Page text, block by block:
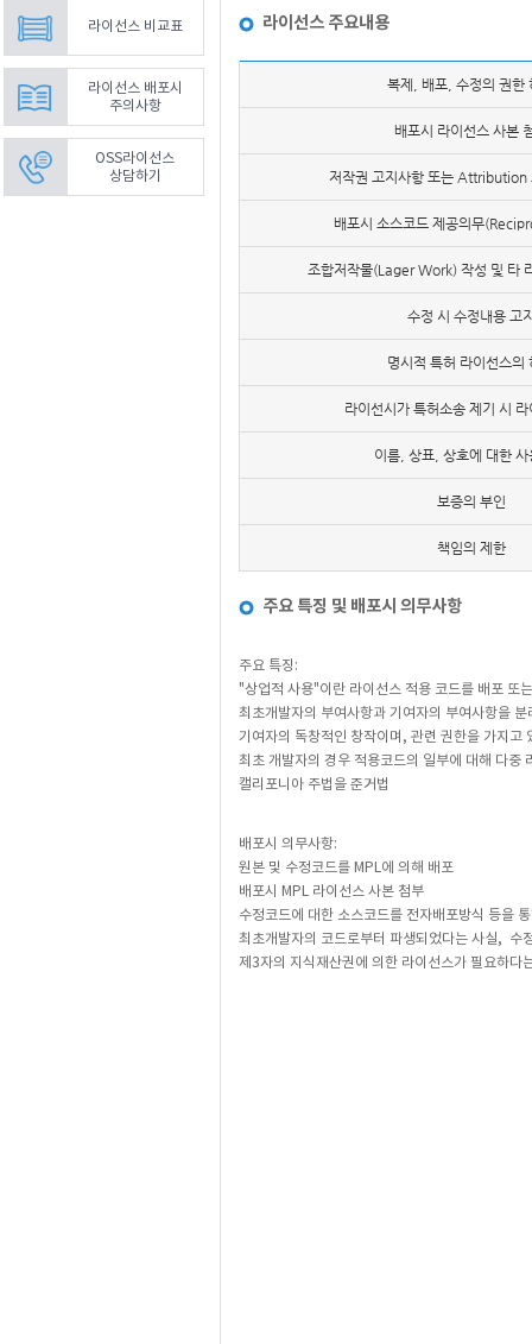
라이선스 비교표
라이선스 배포시
주의사항
OSS라이선스
상담하기
라이선스 주요내용
복제, 배포, 수정의 권한
배포시 라이선스 사본
저작권 고지사항 또는 Attribution
배포시 소스코드 제공의무
조합저작물(Lager Work) 작성 및 타
수정 시 수정내용 고
명시적 특허 라이선스의
라이선시가 특허소송 제기 시
이름, 상표, 상호에 대한 사
보증의 부인
책임의 제한
주요 특징 및 배포시 의무사항
주요 특징:
"상업적 사용"이란 라이선스 적용 코드를 배포 또
최초개발자의 부여사항과 기여자의 부여사항을 분
기여자의 독창적인 창작이며, 관련 권한을 가지고
최초 개발자의 경우 적용코드의 일부에 대해 다중
캘리포니아 주법을 준거법
배포시 의무사항:
원본 및 수정코드를 MPL에 의해 배포
배포시 MPL 라이선스 사본 첨부
수정코드에 대한 소스코드를 전자배포방식 등을
최초개발자의 코드로부터 파생되었다는 사실, 수
제3자의 지식재산권에 의한 라이선스가 필요하다